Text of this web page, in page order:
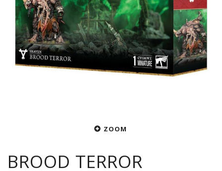
ZOOM
BROOD TERROR